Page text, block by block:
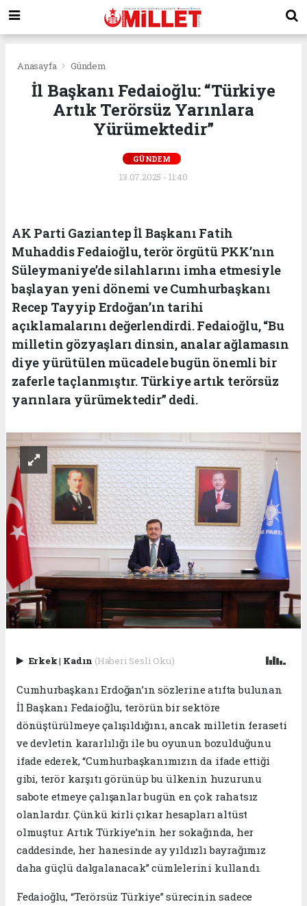
Anasayfa Gündem
İl Başkanı Fedaioğlu: “Türkiye
Artık Terörsüz Yarınlara
Yürümektedir”
GÜNDEM
13.07.2025 - 11:40
AK Parti Gaziantep İl Başkanı Fatih
Muhaddis Fedaioğlu, terör örgütü PKK’nın
Süleymaniye’de silahlarını imha etmesiyle
başlayan yeni dönemi ve Cumhurbaşkanı
Recep Tayyip Erdoğan’ın tarihi
açıklamalarını değerlendirdi. Fedaioğlu, “Bu
milletin gözyaşları dinsin, analar ağlamasın
diye yürütülen mücadele bugün önemli bir
zaferle taçlanmıştır. Türkiye artık terörsüz
yarınlara yürümektedir” dedi.
Erkek| Kadın (Haberi Sesli Oku)
Cumhurbaşkanı Erdoğan’ın sözlerine atıfta bulunan
İl Başkanı Fedaioğlu, terörün bir sektöre
dönüştürülmeye çalışıldığını, ancak milletin feraseti
ve devletin kararlılığı ile bu oyunun bozulduğunu
ifade ederek, “Cumhurbaşkanımızın da ifade ettiği
gibi, terör karşıtı görünüp bu ülkenin huzurunu
sabote etmeye çalışanlar bugün en çok rahatsız
olanlardır. Çünkü kirli çıkar hesapları altüst
olmuştur. Artık Türkiye’nin her sokağında, her
caddesinde, her hanesinde ay yıldızlı bayrağımız
daha güçlü dalgalanacak” cümlelerini kullandı.
Fedaioğlu, “Terörsüz Türkiye” sürecinin sadece